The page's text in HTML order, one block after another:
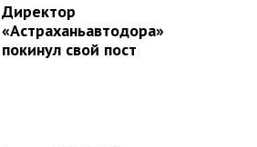
Директор
«Астраханьавтодора»
покинул свой пост